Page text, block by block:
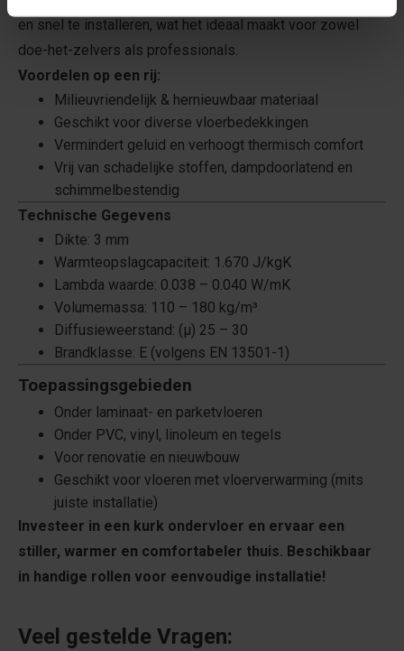
en snel te installeren, wat het ideaal maakt voor zowel
doe-het-zelvers als professionals.
Voordelen op een rij:
Milieuvriendelijk & hernieuwbaar materiaal
Geschikt voor diverse vloerbedekkingen
Vermindert geluid en verhoogt thermisch comfort
Vrij van schadelijke stoffen, dampdoorlatend en
schimmelbestendig
Technische Gegevens
Dikte: 3 mm
Warmteopslagcapaciteit: 1.670 J/kgK
Lambda waarde: 0.038 – 0.040 W/mK
Volumemassa: 110 – 180 kg/m³
Diffusieweerstand: (μ) 25 – 30
Brandklasse: E (volgens EN 13501-1)
Toepassingsgebieden
Onder laminaat- en parketvloeren
Onder PVC, vinyl, linoleum en tegels
Voor renovatie en nieuwbouw
Geschikt voor vloeren met vloerverwarming (mits
juiste installatie)
Investeer in een kurk ondervloer en ervaar een
stiller, warmer en comfortabeler thuis. Beschikbaar
in handige rollen voor eenvoudige installatie!
Veel gestelde Vragen: